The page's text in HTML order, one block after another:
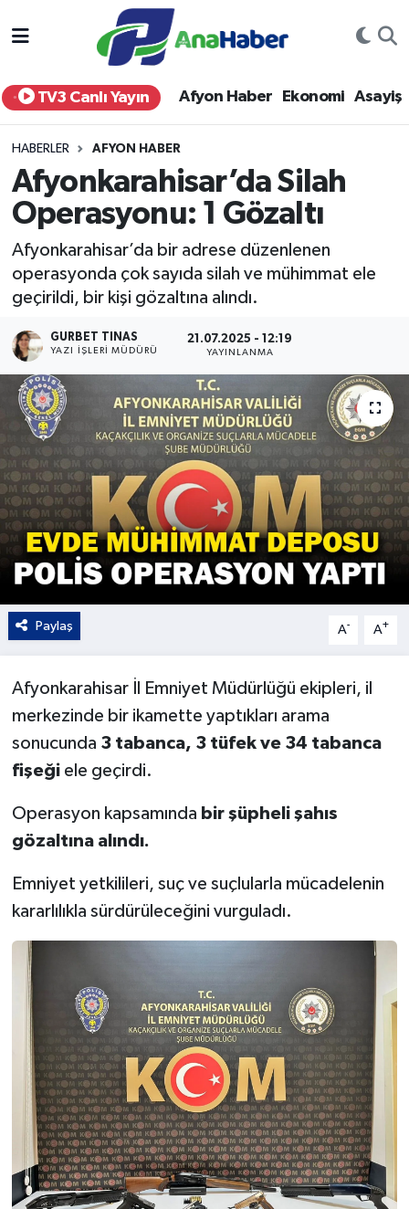
TV3 Canlı Yayın Afyon Haber Ekonomi Asayiş
HABERLER AFYON HABER
Afyonkarahisar’da Silah
Operasyonu: 1 Gözaltı
Afyonkarahisar’da bir adrese düzenlenen
operasyonda çok sayıda silah ve mühimmat ele
geçirildi, bir kişi gözaltına alındı.
GURBET TINAS
YAZI İŞLERI MÜDÜRÜ
21.07.2025 - 12:19
YAYINLANMA
Paylaş A- A+
Afyonkarahisar İl Emniyet Müdürlüğü ekipleri, il
merkezinde bir ikamette yaptıkları arama
sonucunda 3 tabanca, 3 tüfek ve 34 tabanca
fişeğiele geçirdi.
Operasyon kapsamında bir şüpheli şahıs
gözaltına alındı.
Emniyet yetkilileri, suç ve suçlularla mücadelenin
kararlılıkla sürdürüleceğini vurguladı.
Yurt Haber
Afyon Haber
Siyaset
Spor
Eğitim
Sağlık
Teknoloji
Kültür - Sanat
Yaşam
Afyonkarahisar Nöbetçi Eczaneler
Afyonkarahisar Hava Durumu
Afyonkarahisar Trafik Yoğunluk Haritası
Süper Lig Puan Durumu ve Fikstür
Tüm Manşetler
Son Dakika Haberleri
Haber Arşivi